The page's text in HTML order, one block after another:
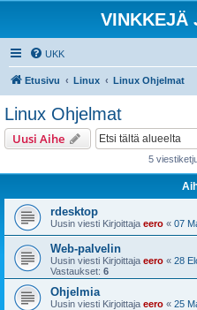
VINKKEJÄ
UKK
Etusivu Linux Linux Ohjelmat
Linux Ohjelmat
Uusi Aihe
5
rdesktop
Uusin viesti Kirjoittaja eero « 07
Web-palvelin
Uusin viesti Kirjoittaja eero « 28
Vastaukset: 6
Ohjelmia
Uusin viesti Kirjoittaja eero « 25